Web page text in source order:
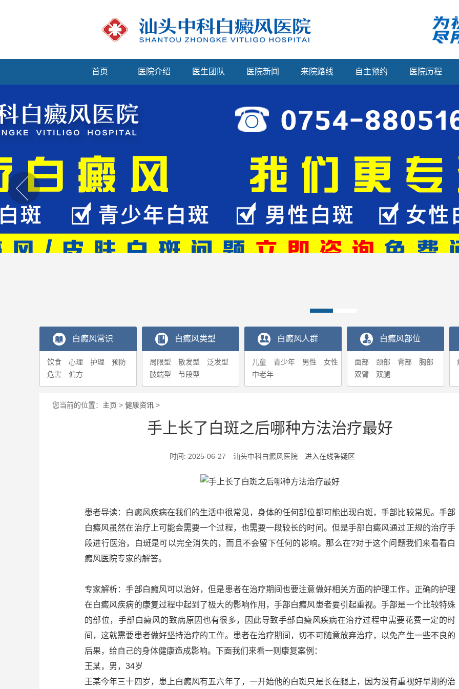
首页 医院介绍 医生团队 医院新闻 来院路线 自主预约 医院历程
白癜风常识
饮食 心理 护理
预防
危害
偏方
白癜风类型
局限型 散发型
泛发型
肢端型
节段型
白癜风人群
儿童 青少年 男性
女性
中老年
白癜风部位
面部 颈部 背部
胸部
双臂
双腿
您当前的位置： 主页 > 健康资讯 >
手上长了白斑之后哪种方法治疗最好
时间: 2025-06-27 汕头中科白癜风医院 进入在线答疑区
患者导读：白癜风疾病在我们的生活中很常见，身体的任何部位都可能出现白斑，手部比较常见。手部
白癜风虽然在治疗上可能会需要一个过程，也需要一段较长的时间。但是手部白癜风通过正规的治疗手
段进行医治，白斑是可以完全消失的，而且不会留下任何的影响。那么在?对于这个问题我们来看看白
癜风医院专家的解答。
专家解析：手部白癜风可以治好，但是患者在治疗期间也要注意做好相关方面的护理工作。正确的护理
在白癜风疾病的康复过程中起到了极大的影响作用，手部白癜风患者要引起重视。手部是一个比较特殊
的部位，手部白癜风的致病原因也有很多，因此导致手部白癜风疾病在治疗过程中需要花费一定的时
间，这就需要患者做好坚持治疗的工作。患者在治疗期间，切不可随意放弃治疗，以免产生一些不良的
后果，给自己的身体健康造成影响。下面我们来看一则康复案例：
王某，男，34岁
王某今年三十四岁，患上白癜风有五六年了，一开始他的白斑只是长在腿上，因为没有重视好早期的治